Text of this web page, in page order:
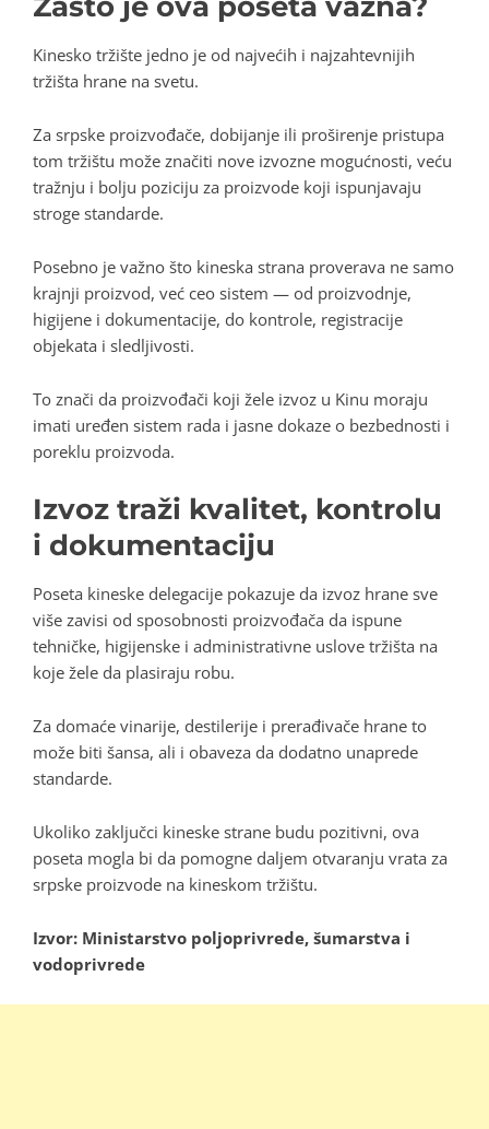
Kinesko tržište jedno je od najvećih i najzahtevnijih
tržišta hrane na svetu.
Za srpske proizvođače, dobijanje ili proširenje pristupa
tom tržištu može značiti nove izvozne mogućnosti, veću
tražnju i bolju poziciju za proizvode koji ispunjavaju
stroge standarde.
Posebno je važno što kineska strana proverava ne samo
krajnji proizvod, već ceo sistem — od proizvodnje,
higijene i dokumentacije, do kontrole, registracije
objekata i sledljivosti.
To znači da proizvođači koji žele izvoz u Kinu moraju
imati uređen sistem rada i jasne dokaze o bezbednosti i
poreklu proizvoda.
Izvoz traži kvalitet, kontrolu
i dokumentaciju
Poseta kineske delegacije pokazuje da izvoz hrane sve
više zavisi od sposobnosti proizvođača da ispune
tehničke, higijenske i administrativne uslove tržišta na
koje žele da plasiraju robu.
Za domaće vinarije, destilerije i prerađivače hrane to
može biti šansa, ali i obaveza da dodatno unaprede
standarde.
Ukoliko zaključci kineske strane budu pozitivni, ova
poseta mogla bi da pomogne daljem otvaranju vrata za
srpske proizvode na kineskom tržištu.
Izvor: Ministarstvo poljoprivrede, šumarstva i
vodoprivrede